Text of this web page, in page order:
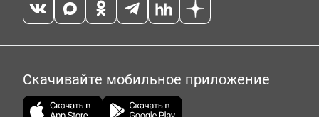
Скачивайте мобильное приложение